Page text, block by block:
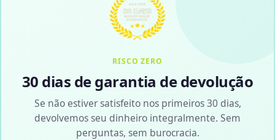
RISCO ZERO
30 dias de garantia de devolução
Se não estiver satisfeito nos primeiros 30 dias,
devolvemos seu dinheiro integralmente. Sem
perguntas, sem burocracia.